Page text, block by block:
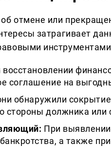
отмене или
затрагивает
восстановлении
соглашение на
обнаружили
стороны должника
При
а также